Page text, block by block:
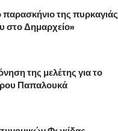
παρασκήνιο της πυρκαγιάς
στο Δημαρχείο»
της μελέτης για το
Παπαλουκά